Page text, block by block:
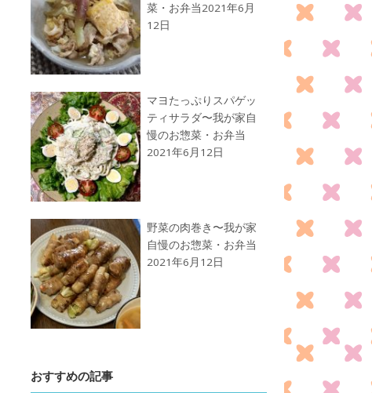
菜・お弁当2021年6月
12日
マヨたっぷりスパゲッ
ティサラダ〜我が家自
慢のお惣菜・お弁当
2021年6月12日
野菜の肉巻き〜我が家
自慢のお惣菜・お弁当
2021年6月12日
おすすめの記事